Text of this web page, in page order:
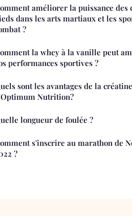
améliorer la puissance des
dans les arts martiaux et les
?
la whey à la vanille peut
performances sportives ?
sont les avantages de la créatine
Nutrition?
longueur de foulée ?
s'inscrire au marathon de
?